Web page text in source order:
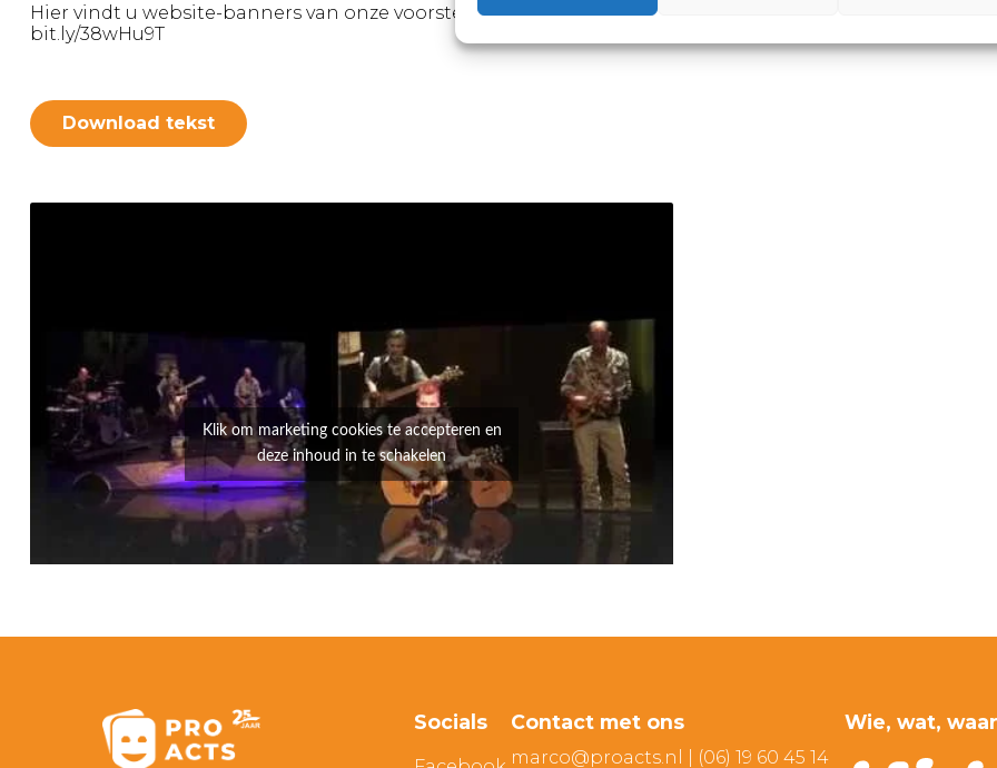
Hier vindt u website-banners van onze voorstellingen in het seizoen 2021-2022:
bit.ly/38wHu9T
Download tekst
Klik om marketing cookies te accepteren en
deze inhoud in te schakelen
Socials Contact met ons
marco@proacts.nl ‭(06) 19 60 45 14‬
Wie, wat,